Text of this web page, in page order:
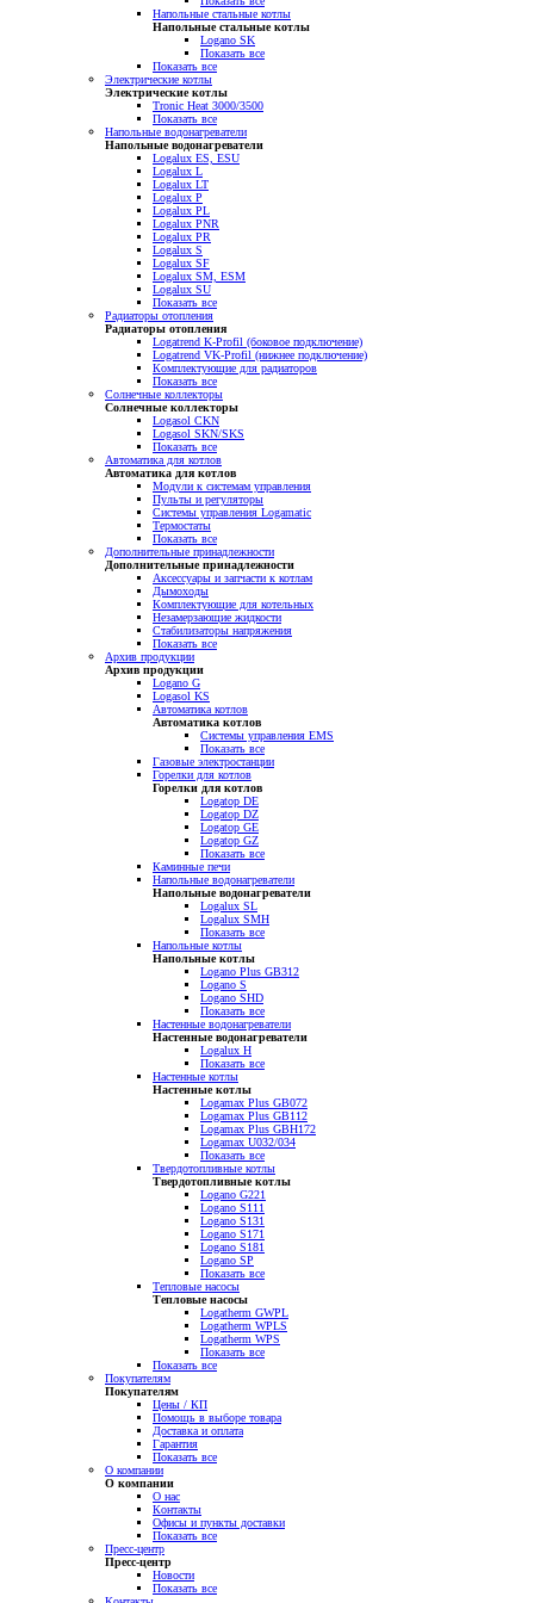
Напольные стальные котлы
Напольные стальные котлы
Logano SK
Показать все
Показать все
Электрические котлы
Электрические котлы
Tronic Heat 3000/3500
Показать все
Напольные водонагреватели
Напольные водонагреватели
Logalux ES, ESU
Logalux L
Logalux LT
Logalux P
Logalux PL
Logalux PNR
Logalux PR
Logalux S
Logalux SF
Logalux SM, ESM
Logalux SU
Показать все
Радиаторы отопления
Радиаторы отопления
Logatrend K-Profil (боковое подключение)
Logatrend VK-Profil (нижнее подключение)
Комплектующие для радиаторов
Показать все
Солнечные коллекторы
Солнечные коллекторы
Logasol CKN
Logasol SKN/SKS
Показать все
Автоматика для котлов
Автоматика для котлов
Модули к системам управления
Пульты и регуляторы
Системы управления Logamatic
Термостаты
Показать все
Дополнительные принадлежности
Дополнительные принадлежности
Аксессуары и запчасти к котлам
Дымоходы
Комплектующие для котельных
Незамерзающие жидкости
Стабилизаторы напряжения
Показать все
Архив продукции
Архив продукции
Logano G
Logasol KS
Автоматика котлов
Автоматика котлов
Системы управления EMS
Показать все
Газовые электростанции
Горелки для котлов
Горелки для котлов
Logatop DE
Logatop DZ
Logatop GE
Logatop GZ
Показать все
Каминные печи
Напольные водонагреватели
Напольные водонагреватели
Logalux SL
Logalux SMH
Показать все
Напольные котлы
Напольные котлы
Logano Plus GB312
Logano S
Logano SHD
Показать все
Настенные водонагреватели
Настенные водонагреватели
Logalux H
Показать все
Настенные котлы
Настенные котлы
Logamax Plus GB072
Logamax Plus GB112
Logamax Plus GBH172
Logamax U032/034
Показать все
Твердотопливные котлы
Твердотопливные котлы
Logano G221
Logano S111
Logano S131
Logano S171
Logano S181
Logano SP
Показать все
Тепловые насосы
Тепловые насосы
Logatherm GWPL
Logatherm WPLS
Logatherm WPS
Показать все
Показать все
Покупателям
Покупателям
Цены / КП
Помощь в выборе товара
Доставка и оплата
Гарантия
Показать все
О компании
О компании
О нас
Контакты
Офисы и пункты доставки
Показать все
Пресс-центр
Пресс-центр
Новости
Показать все